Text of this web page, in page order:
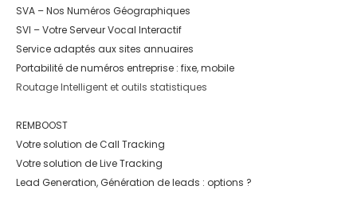
SVA – Nos Numéros Géographiques
SVI – Votre Serveur Vocal Interactif
Service adaptés aux sites annuaires
Portabilité de numéros entreprise : fixe, mobile
Routage Intelligent et outils statistiques
REMBOOST
Votre solution de Call Tracking
Votre solution de Live Tracking
Lead Generation, Génération de leads : options ?